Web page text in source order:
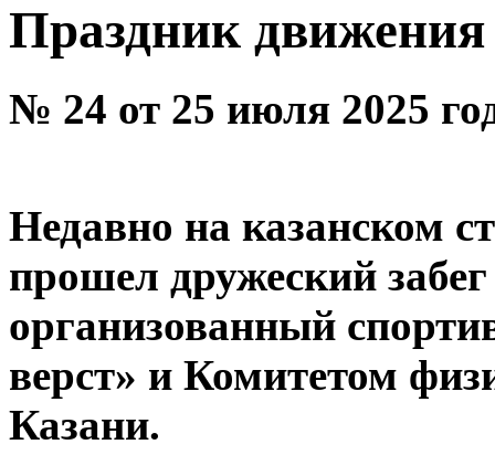
Праздник движения
№ 24 от 25 июля 2025
Недавно на казанском
прошел дружеский
организованный
верст» и Комитетом
Казани.